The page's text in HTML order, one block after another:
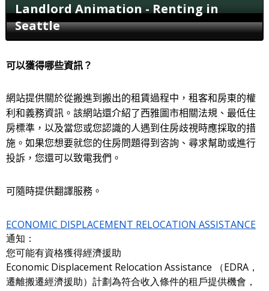
0
of
Landlord Animation - Renting in
Seattle
可以獲得哪些資訊？
網站提供關於從搬進到搬出的租賃過程中，租客和房東的權
利和義務資訊。該網站還介紹了西雅圖市相關法規、最低住
房標準，以及當您或您認識的人遇到住房歧視時應採取的措
施。 如果您想要就您的住房問題得到咨詢 、尋求幫助或進行
投訴，您還可以致電我們。
可隨時提供翻譯服務。
ECONOMIC DISPLACEMENT RELOCATION ASSISTANCE
通知：
您可能有資格獲得經濟援助
Economic Displacement Relocation Assistance （EDRA，
遷離搬遷經濟援助）計劃為符合收入條件的租戶提供機會，